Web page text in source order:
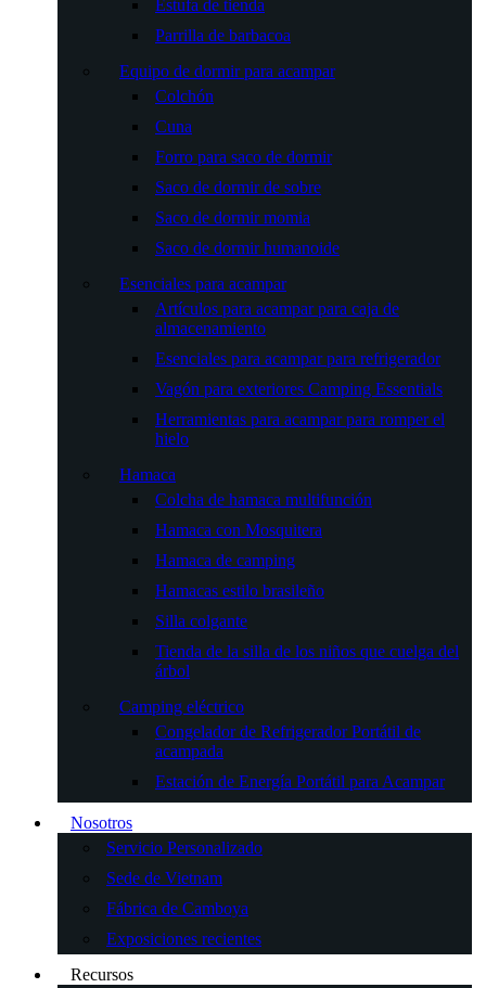
Estufa de tienda
Parrilla de barbacoa
Equipo de dormir para acampar
Colchón
Cuna
Forro para saco de dormir
Saco de dormir de sobre
Saco de dormir momia
Saco de dormir humanoide
Esenciales para acampar
Artículos para acampar para caja de
almacenamiento
Esenciales para acampar para refrigerador
Vagón para exteriores Camping Essentials
Herramientas para acampar para romper el
hielo
Hamaca
Colcha de hamaca multifunción
Hamaca con Mosquitera
Hamaca de camping
Hamacas estilo brasileño
Silla colgante
Tienda de la silla de los niños que cuelga del
árbol
Camping eléctrico
Congelador de Refrigerador Portátil de
acampada
Estación de Energía Portátil para Acampar
Nosotros
Servicio Personalizado
Sede de Vietnam
Fábrica de Camboya
Exposiciones recientes
Recursos